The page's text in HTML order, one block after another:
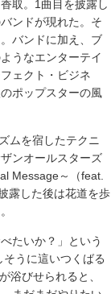
取。1曲目を披露し
ンドが現れた。そ
バンドに加え、ブ
うなエンターテイ
ェクト・ビジネ
ポップスターの風
ムを宿したテクニ
ンオールスターズ
Message～（feat.
露した後は花道を歩
たいか？」という
うに這いつくばる
浴びせられると、